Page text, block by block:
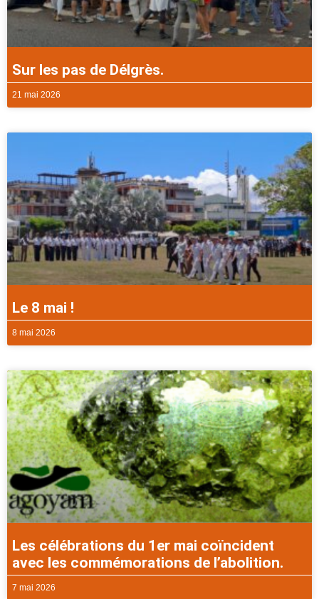
Sur les pas de Délgrès.
21 mai 2026
Le 8 mai !
8 mai 2026
Les célébrations du 1er mai coïncident
avec les commémorations de l’abolition.
7 mai 2026